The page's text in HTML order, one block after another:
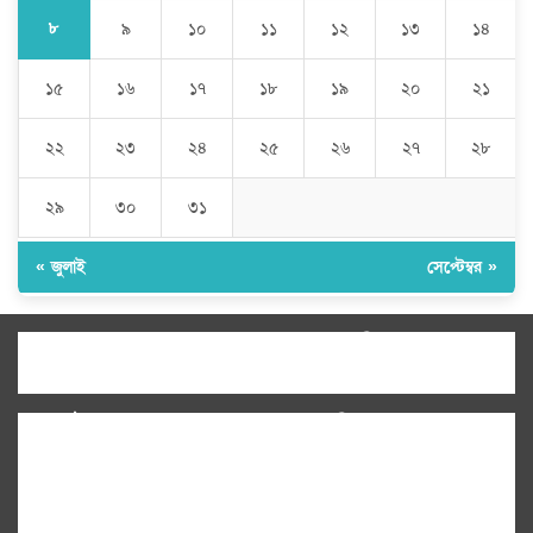
৮ ৯ ১০ ১১ ১২ ১৩ ১৪
১৫ ১৬ ১৭ ১৮ ১৯ ২০ ২১
২২ ২৩ ২৪ ২৫ ২৬ ২৭ ২৮
২৯ ৩০ ৩১
« জুলাই সেপ্টেম্বর »